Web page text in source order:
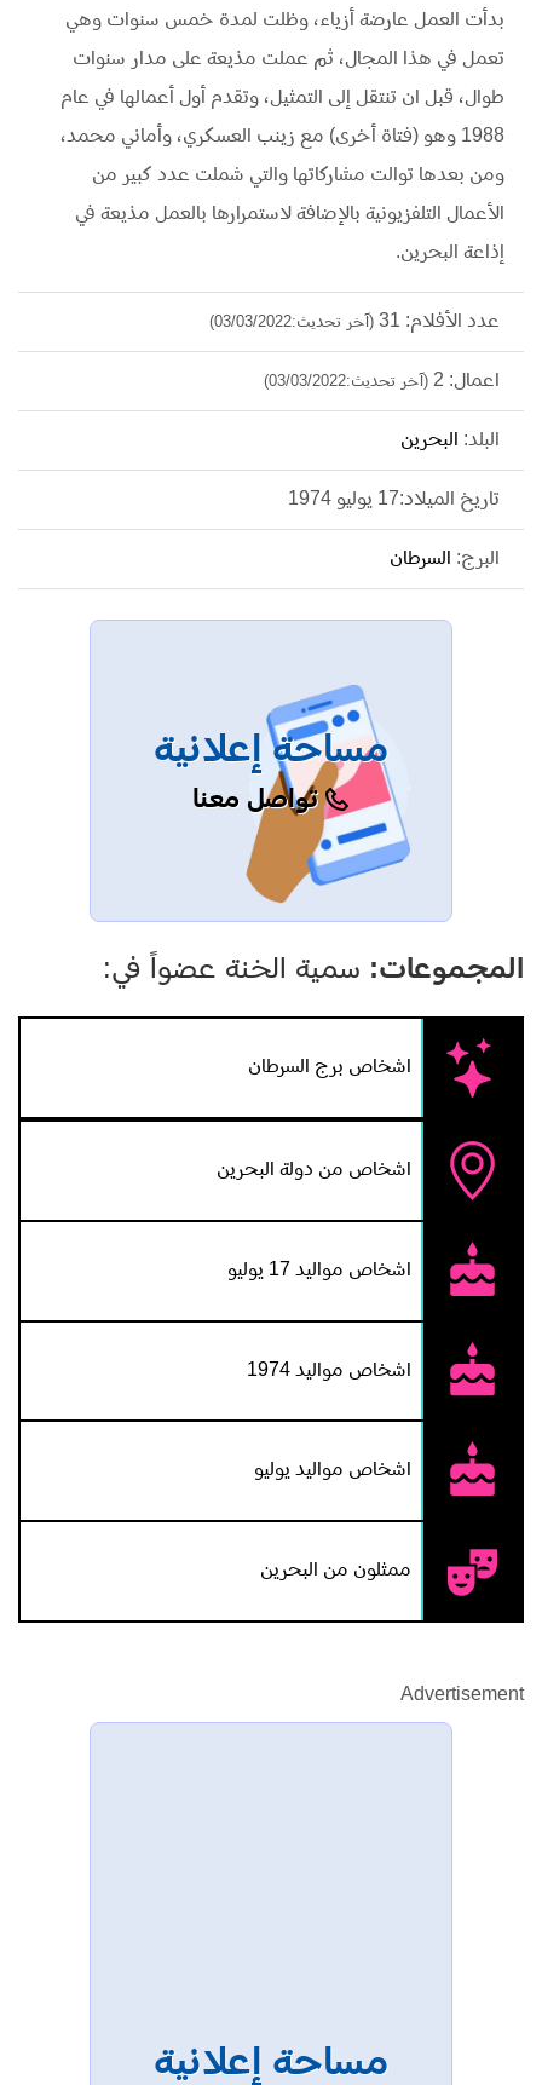
بدأت العمل عارضة أزياء، وظلت لمدة خمس سنوات وهي
تعمل في هذا المجال، ثم عملت مذيعة على مدار سنوات
طوال، قبل ان تنتقل إلى التمثيل، وتقدم أول أعمالها في عام
1988 وهو (فتاة أخرى) مع زينب العسكري، وأماني محمد،
ومن بعدها توالت مشاركاتها والتي شملت عدد كبير من
الأعمال التلفزيونية بالإضافة لاستمرارها بالعمل مذيعة في
إذاعة البحرين.
عدد الأفلام: 31 (آخر تحديث:03/03/2022)
اعمال: 2 (آخر تحديث:03/03/2022)
البلد: البحرين
تاريخ الميلاد:17 يوليو 1974
البرج: السرطان
مساحة إعلانية
تواصل معنا
المجموعات: سمية الخنة عضواً في:
اشخاص برج السرطان
اشخاص من دولة البحرين
اشخاص مواليد 17 يوليو
اشخاص مواليد 1974
اشخاص مواليد يوليو
ممثلون من البحرين
Advertisement
مساحة إعلانية